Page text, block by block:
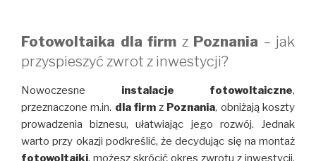
Fotowoltaika dla firm z Poznania – jak
przyspieszyć zwrot z inwestycji?
Nowoczesne instalacje fotowoltaiczne,
przeznaczone m.in. dla firmz Poznania, obniżają koszty
prowadzenia biznesu, ułatwiając jego rozwój. Jednak
warto przy okazji podkreślić, że decydując się na montaż
fotowoltaiki, możesz skrócić okres zwrotu z inwestycji.